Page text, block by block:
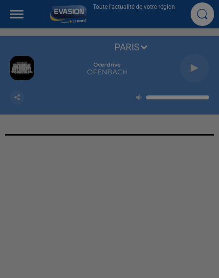
Toute l'actualité de votre région
Overdrive
OFENBACH
PARIS